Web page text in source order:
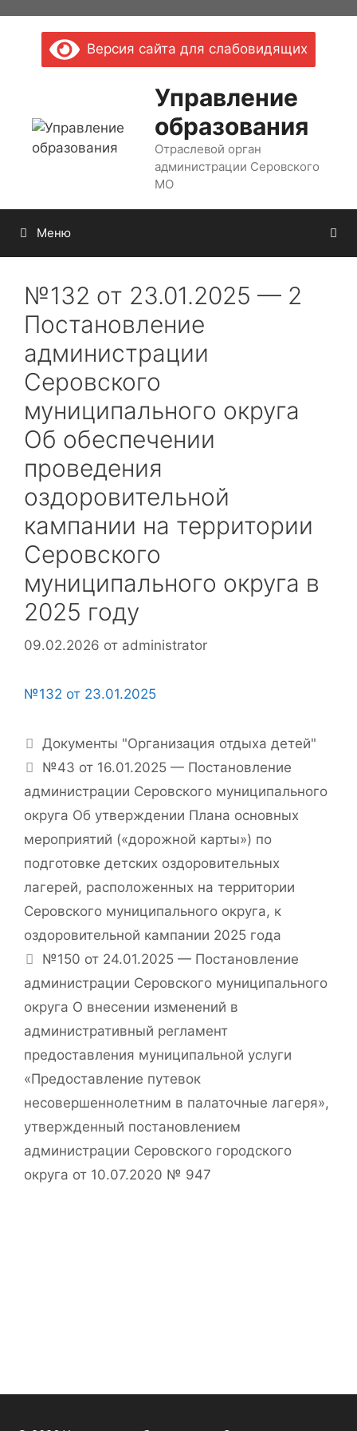
содержимомуВерсия сайта для слабовидящих
Управление
образования
Отраслевой орган
администрации Серовского
МО
Меню
№132 от 23.01.2025 — 2
Постановление
администрации
Серовского
муниципального округа
Об обеспечении
проведения
оздоровительной
кампании на территории
Серовского
муниципального округа в
2025 году
09.02.2026 от administrator
№132 от 23.01.2025
Рубрики
Документы "Организация отдыха детей"
№43 от 16.01.2025 — Постановление
администрации Серовского муниципального
округа Об утверждении Плана основных
мероприятий («дорожной карты») по
подготовке детских оздоровительных
лагерей, расположенных на территории
Серовского муниципального округа, к
оздоровительной кампании 2025 года
№150 от 24.01.2025 — Постановление
администрации Серовского муниципального
округа О внесении изменений в
административный регламент
предоставления муниципальной услуги
«Предоставление путевок
несовершеннолетним в палаточные лагеря»,
утвержденный постановлением
администрации Серовского городского
округа от 10.07.2020 № 947